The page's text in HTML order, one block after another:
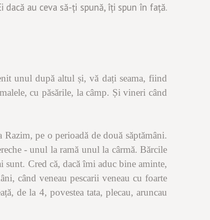
dacă au ceva să-ți spună, îți spun în față.
unul după altul și, vă dați seama, fiind
cu păsările, la câmp. Și vineri când
pe o perioadă de două săptămâni.
- unul la ramă unul la cârmă. Bărcile
sunt. Cred că, dacă îmi aduc bine aminte,
când veneau pescarii veneau cu foarte
de la 4, povestea tata, plecau, aruncau